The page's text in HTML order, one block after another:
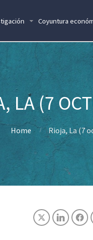
Coyuntura
LA (7
Home Rioja, La (7